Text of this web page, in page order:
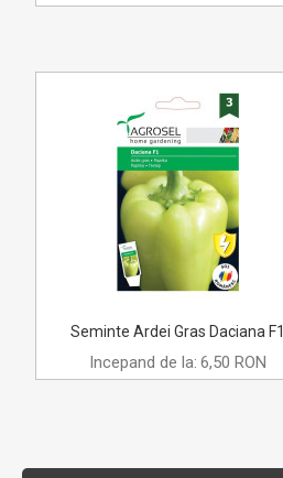
Seminte Ardei Gras Daciana F1
Incepand de la: 6,50 RON